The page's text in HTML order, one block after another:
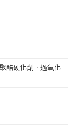
酯硬化劑、過氧化